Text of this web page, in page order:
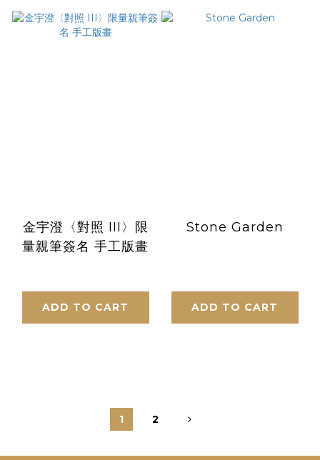
金宇澄〈對照 III〉限
量親筆簽名 手工版畫
ADD TO CART
Stone Garden
ADD TO CART
1 2